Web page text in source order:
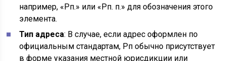
например, «Рп.» или «Рп. п.» для обозначения этого
элемента.
Тип адреса: В случае, если адрес оформлен по
официальным стандартам, Рп обычно присутствует
в форме указания местной юрисдикции или